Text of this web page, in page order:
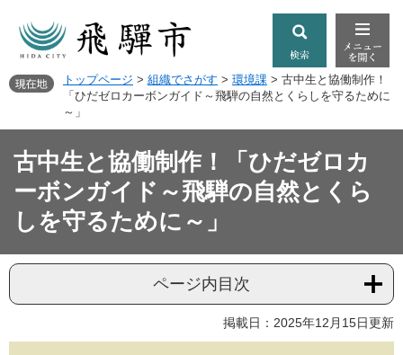
トップページ > 組織でさがす > 環境課 > 古中生と協働制作！
「ひだゼロカーボンガイド～飛騨の自然とくらしを守るために
～」
古中生と協働制作！「ひだゼロカ
ーボンガイド～飛騨の自然とくら
しを守るために～」
ページ内目次
掲載日：2025年12月15日更新